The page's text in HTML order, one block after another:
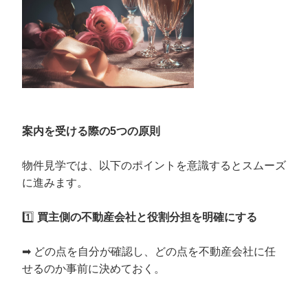
案内を受ける際の5つの原則
物件見学では、以下のポイントを意識するとスムーズ
に進みます。
1️⃣ 買主側の不動産会社と役割分担を明確にする
➡ どの点を自分が確認し、どの点を不動産会社に任
せるのか事前に決めておく。